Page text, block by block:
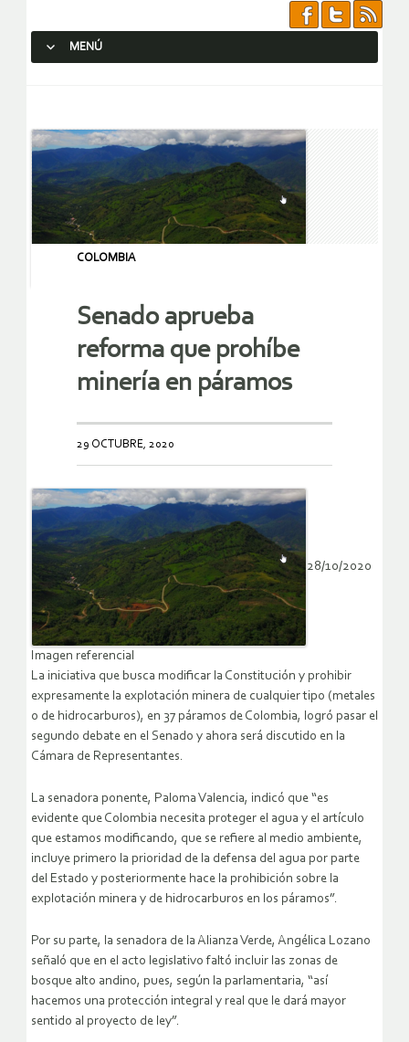
MENÚ
COLOMBIA
Senado aprueba
reforma que prohíbe
minería en páramos
29 OCTUBRE, 2020
28/10/2020
Imagen referencial
La iniciativa que busca modificar la Constitución y prohibir
expresamente la explotación minera de cualquier tipo (metales
o de hidrocarburos), en 37 páramos de Colombia, logró pasar el
segundo debate en el Senado y ahora será discutido en la
Cámara de Representantes.
La senadora ponente, Paloma Valencia, indicó que “es
evidente que Colombia necesita proteger el agua y el artículo
que estamos modificando, que se refiere al medio ambiente,
incluye primero la prioridad de la defensa del agua por parte
del Estado y posteriormente hace la prohibición sobre la
explotación minera y de hidrocarburos en los páramos”.
Por su parte, la senadora de la Alianza Verde, Angélica Lozano
señaló que en el acto legislativo faltó incluir las zonas de
bosque alto andino, pues, según la parlamentaria, “así
hacemos una protección integral y real que le dará mayor
sentido al proyecto de ley”.